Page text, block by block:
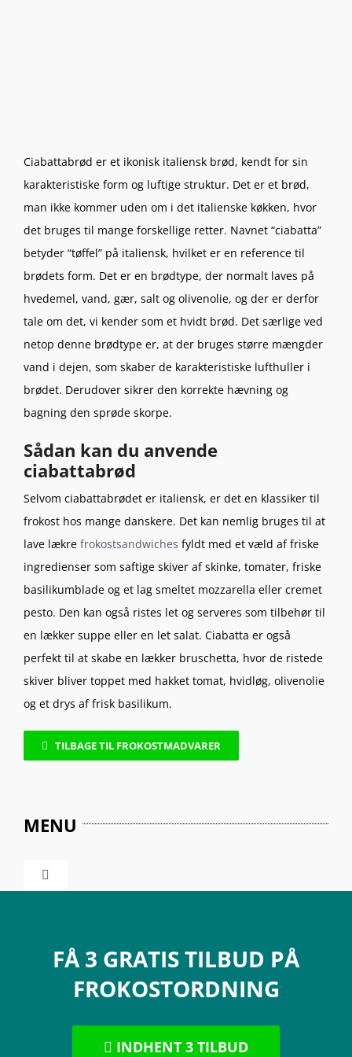
Ciabattabrød er et ikonisk italiensk brød, kendt for sin
karakteristiske form og luftige struktur. Det er et brød,
man ikke kommer uden om i det italienske køkken, hvor
det bruges til mange forskellige retter. Navnet “ciabatta”
betyder “tøffel” på italiensk, hvilket er en reference til
brødets form. Det er en brødtype, der normalt laves på
hvedemel, vand, gær, salt og olivenolie, og der er derfor
tale om det, vi kender som et hvidt brød. Det særlige ved
netop denne brødtype er, at der bruges større mængder
vand i dejen, som skaber de karakteristiske lufthuller i
brødet. Derudover sikrer den korrekte hævning og
bagning den sprøde skorpe.
Sådan kan du anvende
ciabattabrød
Selvom ciabattabrødet er italiensk, er det en klassiker til
frokost hos mange danskere. Det kan nemlig bruges til at
lave lækre frokostsandwiches fyldt med et væld af friske
ingredienser som saftige skiver af skinke, tomater, friske
basilikumblade og et lag smeltet mozzarella eller cremet
pesto. Den kan også ristes let og serveres som tilbehør til
en lækker suppe eller en let salat. Ciabatta er også
perfekt til at skabe en lækker bruschetta, hvor de ristede
skiver bliver toppet med hakket tomat, hvidløg, olivenolie
og et drys af frisk basilikum.
TILBAGE TIL FROKOSTMADVARER
MENU
Toggle
Frokostkultur og -historie
FÅ 3 GRATIS TILBUD PÅ
FROKOSTORDNING
INDHENT 3 TILBUD